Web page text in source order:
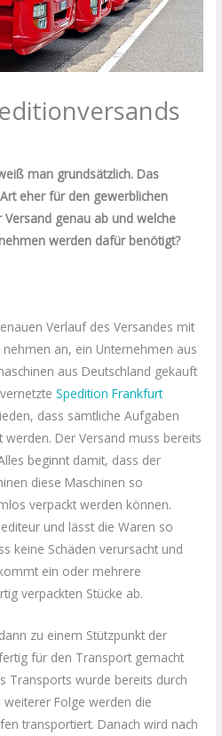
man grundsätzlich. Das
eher für den gewerblichen
genau ab und welche
werden dafür benötigt?
Verlauf des Versandes mit
an, ein Unternehmen aus
aus Deutschland gekauft
Spedition Frankfurt
dass sämtliche Aufgaben
werden. Der Versand muss bereits
beginnt damit, dass der
diese Maschinen so
verpackt werden können.
und lässt die Waren so
keine Schäden verursacht und
ein oder mehrere
verpackten Stücke ab.
zu einem Stützpunkt der
für den Transport gemacht
Transports wurde bereits durch
Folge werden die
transportiert. Danach wird nach